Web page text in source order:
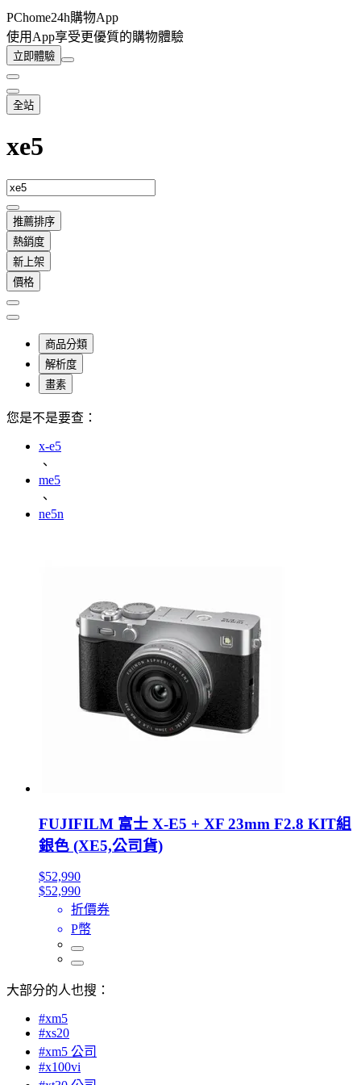
PChome24h購物App
使用App享受更優質的購物體驗
立即體驗
全站
xe5
推薦排序
熱銷度
新上架
價格
商品分類
解析度
畫素
您是不是要查：
x-e5
、
me5
、
ne5n
FUJIFILM 富士 X-E5 + XF 23mm F2.8 KIT組
銀色 (XE5,公司貨)
$52,990
$52,990
折價券
P幣
大部分的人也搜：
#xm5
#xs20
#xm5 公司
#x100vi